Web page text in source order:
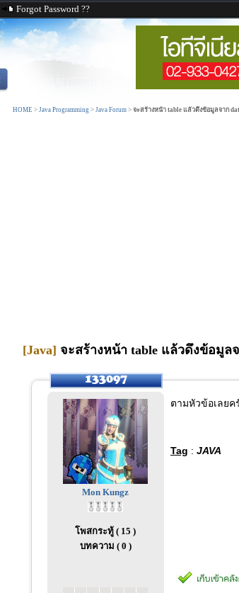
Forgot Password ??
HOME > Java Programming > Java Forum > จะสร้างหน้า table แล้วดึงข้อมูลจาก
[Java] จะสร้างหน้า table แล้วดึงข้อมูล
Mon Kungz
โพสกระทู้ ( 15 )
บทความ ( 0 )
ตามหัวข้อเลยค
Tag : JAVA